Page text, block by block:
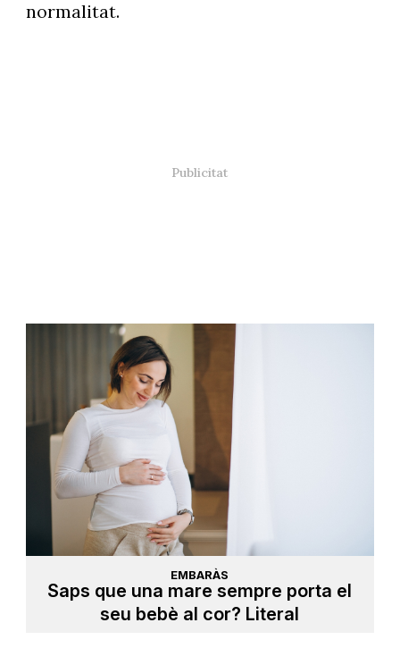
normalitat.
EMBARÀS
Saps que una mare sempre porta el
seu bebè al cor? Literal